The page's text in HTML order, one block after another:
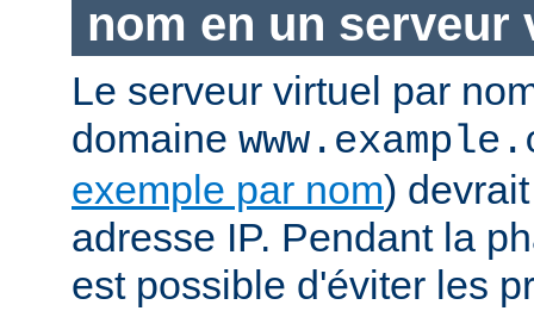
nom en un serveur
Le serveur virtuel par
domaine
exemple par nom)
adresse IP. Pendant la
est possible d'éviter les